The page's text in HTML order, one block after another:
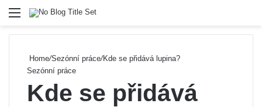
Menu
Home/Sezónní práce/Kde se přidává lupina?
Sezónní práce
Kde se přidává